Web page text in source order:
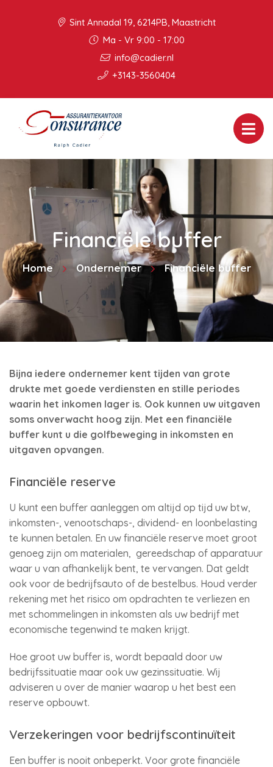
Sint Annadal 19, 6214PB, Maastricht
Ma - Vr 9:00 - 17:00
info@cadier.nl
+3143-3560404
Financiële buffer
Home Ondernemer Financiële buffer
Bijna iedere ondernemer kent tijden van grote
drukte met goede verdiensten en stille periodes
waarin het inkomen lager is. Ook kunnen uw uitgaven
soms onverwacht hoog zijn. Met een financiële
buffer kunt u die golfbeweging in inkomsten en
uitgaven opvangen.
Financiële reserve
U kunt een buffer aanleggen om altijd op tijd uw btw,
inkomsten-, venootschaps-, dividend- en loonbelasting
te kunnen betalen. En uw financiële reserve moet groot
genoeg zijn om materialen, gereedschap of apparatuur
waar u van afhankelijk bent, te vervangen. Dat geldt
ook voor de bedrijfsauto of de bestelbus. Houd verder
rekening met het risico om opdrachten te verliezen en
met schommelingen in inkomsten als uw bedrijf met
economische tegenwind te maken krijgt.
Hoe groot uw buffer is, wordt bepaald door uw
bedrijfssituatie maar ook uw gezinssituatie. Wij
adviseren u over de manier waarop u het best een
reserve opbouwt.
Verzekeringen voor bedrijfscontinuïteit
Een buffer is nooit onbeperkt. Voor grote financiële